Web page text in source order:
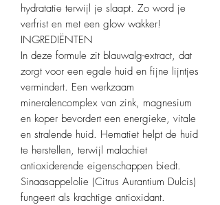
hydratatie terwijl je slaapt. Zo word je
verfrist en met een glow wakker!
INGREDIËNTEN
In deze formule zit blauwalg-extract, dat
zorgt voor een egale huid en fijne lijntjes
vermindert. Een werkzaam
mineralencomplex van zink, magnesium
en koper bevordert een energieke, vitale
en stralende huid. Hematiet helpt de huid
te herstellen, terwijl malachiet
antioxiderende eigenschappen biedt.
Sinaasappelolie (Citrus Aurantium Dulcis)
fungeert als krachtige antioxidant.